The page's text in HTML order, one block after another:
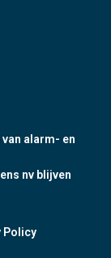
alarm- en
nv blijven
Policy